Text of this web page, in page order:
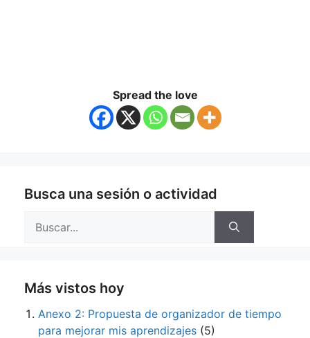
Spread the love
Busca una sesión o actividad
Más vistos hoy
Anexo 2: Propuesta de organizador de tiempo
para mejorar mis aprendizajes (5)